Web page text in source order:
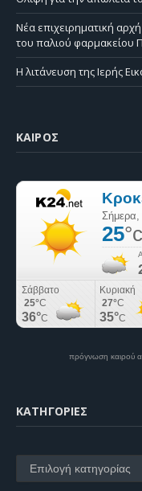
Νέα επιχειρηματική
του παλιού φαρμακείου
Η λιτάνευση της Ιερής
ΚΑΙΡΌΣ
πρόγνωση καιρού
KΑΤΗΓΟΡΊΕΣ
Kατηγορίες